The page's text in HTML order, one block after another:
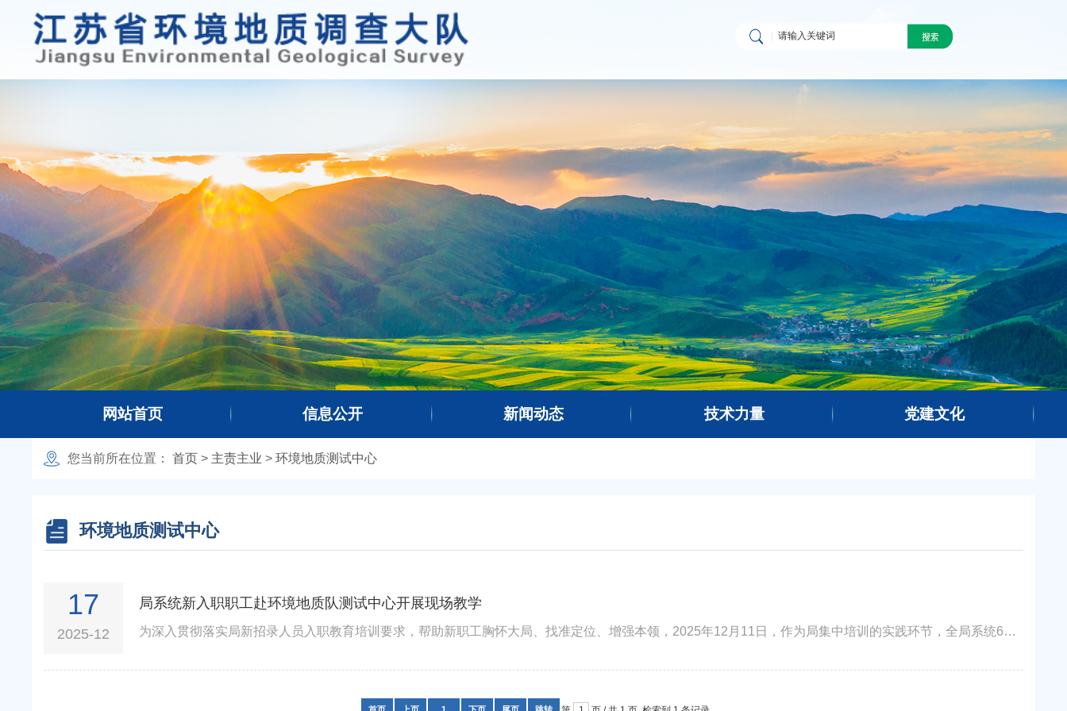
网站首页 信息公开 新闻动态 技术力量 党建文化
欢迎光临
您当前所在位置：首页 > 主责主业 >环境地质测试中心
环境地质测试中心
17
2025-12
局系统新入职职工赴环境地质队测试中心开展现场教学
为深入贯彻落实局新招录人员入职教育培训要求，帮助新职工胸怀大局、找准定位、增强本领，2025年12月11日，作为局集中培训的实践环节，全局系统60余名新入职职工走进环境地质队测试中心，开展现场教学活动...……